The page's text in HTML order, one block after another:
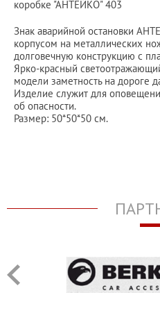
коробке "АНТЕЙКО" 403
Знак аварийной остановки
корпусом на металлических
долговечную конструкцию с
Ярко-красный
модели заметность на дороге
Изделие служит для
об опасности.
Размер: 50*50*50 см.